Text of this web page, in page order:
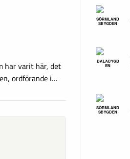
har varit här, det
ordförande i…
SÖRMLAND
SBYGDEN
DALABYGD
EN
SÖRMLAND
SBYGDEN